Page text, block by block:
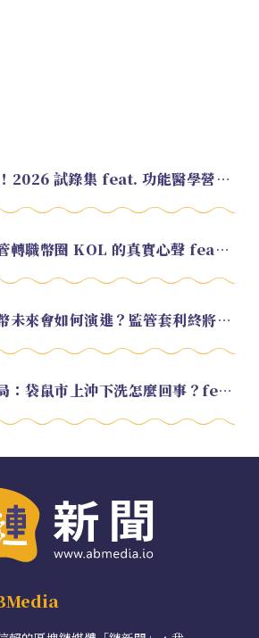
EP.220 好久不見！2026 試錄集 feat. 功能醫學營養師 美寶
EP.219 從銀行高管轉職幣圈 KOL 的真實心聲 feat.龜大
EP.217 美元穩定幣未來會如何演進？監管套利終將收斂？feat. 研究員 余哲安
EP.213 川普大攪局：袋鼠市上沖下洗怎麼回事？feat. Alvin